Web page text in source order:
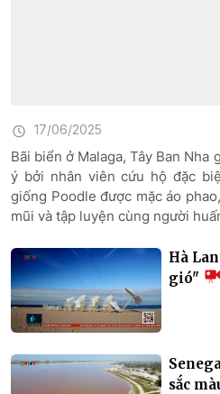
17/06/2025
Bãi biển ở Malaga, Tây Ban Nha
ý bởi nhân viên cứu hộ đặc
giống Poodle được mặc áo
mũi và tập luyện cùng người
Hà
gió"
sắc